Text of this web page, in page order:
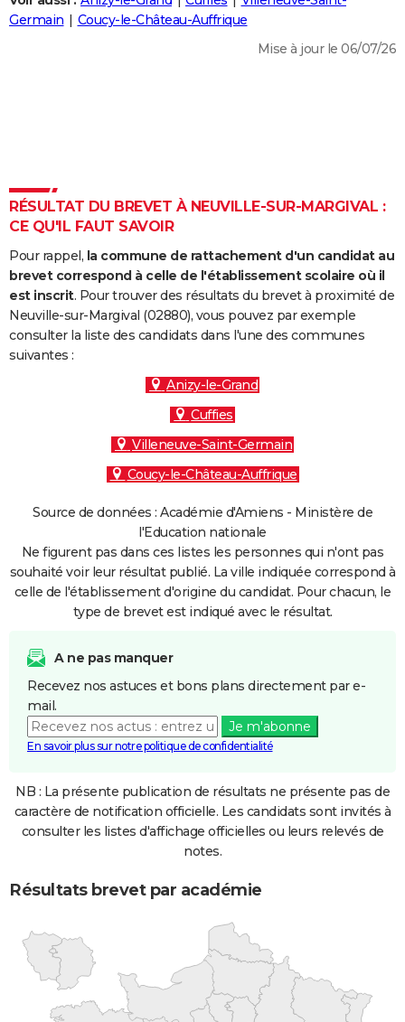
Destinations
City break
Voyage nature
Voyage de noces
Forum
Climat
+
PHOTO
Dictionnaire
Biographies
Citations
Expressions
Proverbes
PROGRAMME TV
S'inscrire
Se connecter
Lycées
Collèges
Primaires
Universités
Entreprises
Service militaire
Avis de recherche
AVIS DE DÉCÈS
FORUM
Bricolage
Lifestyle
Culture
SportAuto
Television
Voyage
Cinema
Germain
Coucy-le-Château-Auffrique
Mise à jour le 06/07/26
RÉSULTAT DU BREVET À NEUVILLE-SUR-MARGIVAL :
CE QU'IL FAUT SAVOIR
Pour rappel, la commune de rattachement d'un candidat au
brevet correspond à celle de l'établissement scolaire où il
est inscrit. Pour trouver des résultats du brevet à proximité de
Neuville-sur-Margival (02880), vous pouvez par exemple
consulter la liste des candidats dans l'une des communes
suivantes :
Anizy-le-Grand
Cuffies
Villeneuve-Saint-Germain
Coucy-le-Château-Auffrique
Source de données : Académie d'Amiens - Ministère de
l'Education nationale
Ne figurent pas dans ces listes les personnes qui n'ont pas
souhaité voir leur résultat publié. La ville indiquée correspond à
celle de l'établissement d'origine du candidat. Pour chacun, le
type de brevet est indiqué avec le résultat.
A ne pas manquer
Recevez nos astuces et bons plans directement par e-
mail.
Je m'abonne
En savoir plus sur notre politique de confidentialité
NB : La présente publication de résultats ne présente pas de
caractère de notification officielle. Les candidats sont invités à
consulter les listes d'affichage officielles ou leurs relevés de
notes.
Résultats brevet par académie